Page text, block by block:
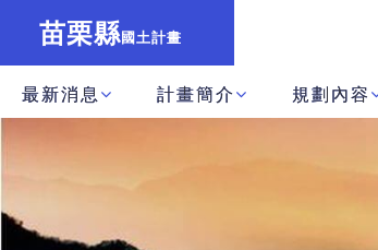
苗栗縣國土計畫
最新消息 計畫簡介 規劃內容